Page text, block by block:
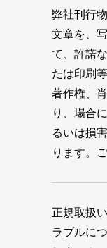
弊社刊行
文章を、
て、許諾
たは印刷
著作権、
り、場合
るいは損
ります。
正規取扱
ラブルに